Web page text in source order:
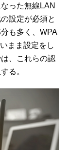
った無線LAN
設定が必須と
も多く、WPA
まま設定をし
、これらの認
る。